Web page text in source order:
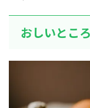
おしいところ